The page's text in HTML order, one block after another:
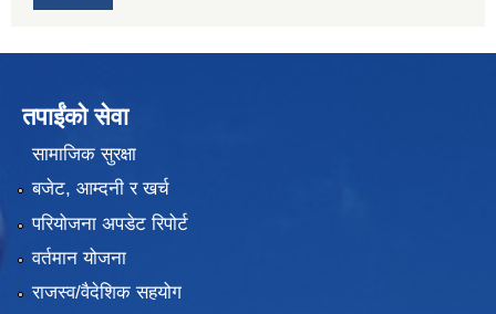
तपाईंको सेवा
सामाजिक सुरक्षा
बजेट, आम्दनी र खर्च
परियोजना अपडेट रिपोर्ट
वर्तमान योजना
राजस्व/वैदेशिक सहयोग